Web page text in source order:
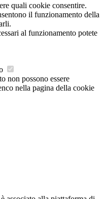
quali cookie consentire.
il funzionamento della
al funzionamento potete
non possono essere
nella pagina della cookie